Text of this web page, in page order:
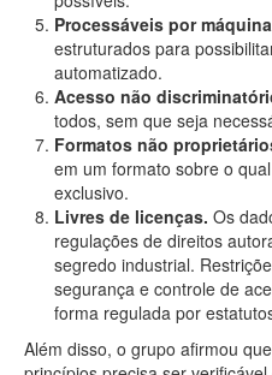
Processáveis por
estruturados para
automatizado.
Acesso não
todos, sem que seja
Formatos não
em um formato sobre o
exclusivo.
Livres de licenças. Os
regulações de direitos
segredo industrial.
segurança e controle de
forma regulada por
Além disso, o grupo afirmou